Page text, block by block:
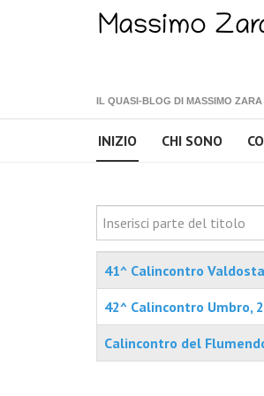
IL QUASI-BLOG DI MASSIMO ZARA
INIZIO CHI SONO
Inserisci parte del titolo
Titolo
41^ Calincontro
42^ Calincontro Umbro,
Calincontro del